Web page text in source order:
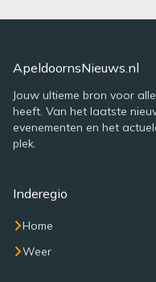
ApeldoornsNieuws.nl
Jouw ultieme bron voor
heeft. Van het laatste
evenementen en het
plek.
Inderegio
Home
Weer